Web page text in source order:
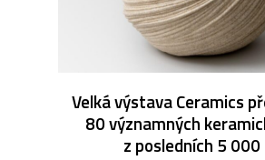
Velká výstava Ceramics
80 významných
z posledních 5